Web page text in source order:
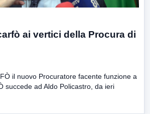
ai vertici della Procura di
il nuovo Procuratore facente funzione a
succede ad Aldo Policastro, da ieri